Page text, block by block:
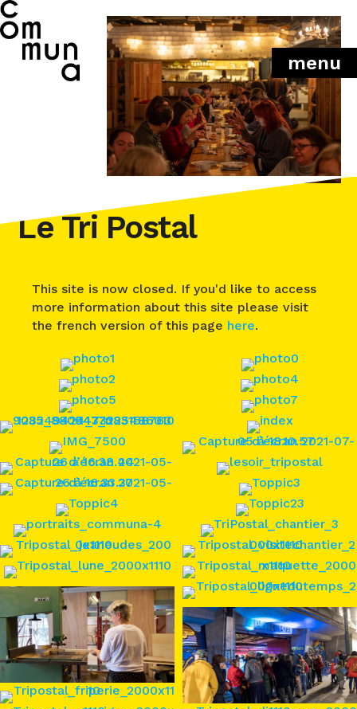
menu
Le Tri Postal
This site is now closed. If you'd like to access
more information about this site please visit
the french version of this page here.